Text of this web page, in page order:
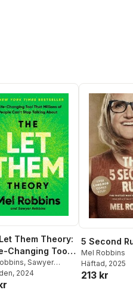
Them Theory:
Changing Tool
Millions of
Can't Stop
about
, Sawyer
, 2024
5 Second
Mel Robbins
Häftad, 2025
213 kr